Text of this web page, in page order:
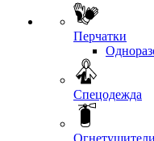
Перчатки
Спецодежда
Огнетушители